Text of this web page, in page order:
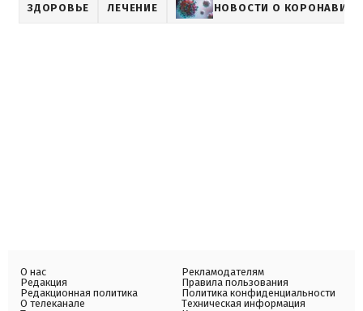
ЗДОРОВЬЕ ЛЕЧЕНИЕ НОВОСТИ О
О нас
Редакция
Редакционная политика
О телеканале
Рекламодателям
Правила пользования
Политика конфиденциальности
Техническая информация